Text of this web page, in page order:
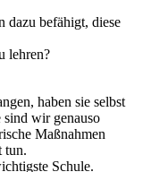
dazu befähigt, diese
lehren?
haben sie selbst
sind wir genauso
Maßnahmen
tun.
Schule.